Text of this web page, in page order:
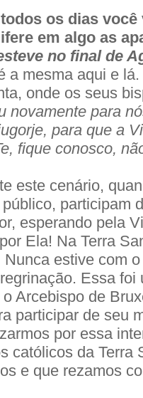
os dias
em algo as
no final de
a mesma aqui e
onde os seus
novamente para
para que a
fique conosco,
este cenário,
participam
esperando pela
Ela! Na Terra
estive com
Essa foi
Arcebispo de
participar de seu
por essa
católicos da Terra
e que rezamos